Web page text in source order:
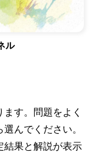
ル
す。問題をよく
んでください。
結果と解説が表示